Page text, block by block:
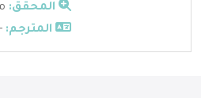
المحقق:
المترجم: